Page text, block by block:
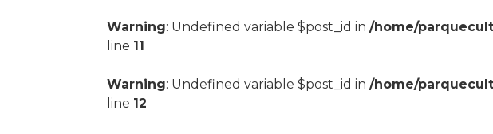
Warning: Undefined variable $post_id in/home/
line 11
Warning: Undefined variable $post_id in/home/
line 12